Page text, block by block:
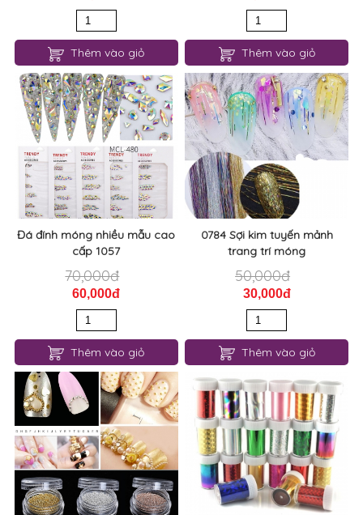
Thêm vào giỏ Thêm vào giỏ
Đá đính móng nhiều mẫu cao
cấp 1057
70,000đ
60,000đ
Thêm vào giỏ
0784 Sợi kim tuyến mảnh
trang trí móng
50,000đ
30,000đ
Thêm vào giỏ